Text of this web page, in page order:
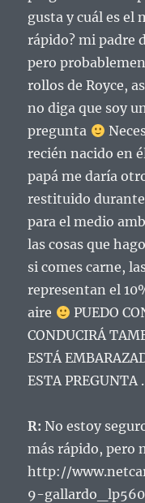
gusta y cuál es el
rápido? mi padre
pero
rollos de Royce,
no diga que soy
pregunta
recién nacido en
papá me daría
restituido durante
para el medio
las cosas que
si comes carne,
representan el
aire
PUEDO
CONDUCIRÁ
ESTÁ
ESTA PREGUNTA
R: No estoy
más rápido, pero
http://
9-